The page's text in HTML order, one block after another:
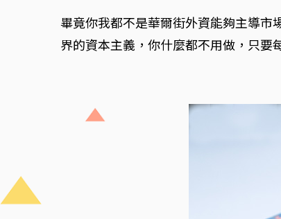
畢竟你我都不是華爾街外資能夠主導市
界的資本主義，你什麼都不用做，只要